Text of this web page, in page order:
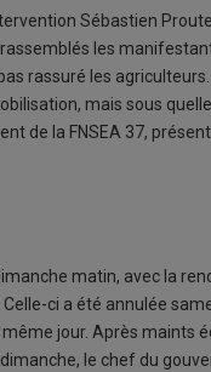
Sébastien
les
rassuré les
mais sous
de la FNSEA 37,
matin, avec la
ci a été annulée
jour. Après maints
le chef du